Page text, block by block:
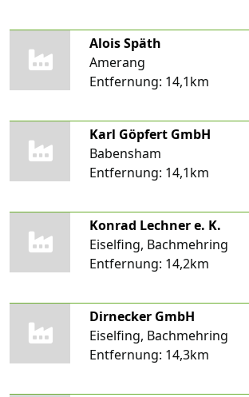
Alois Späth
Amerang
Entfernung: 14,1km
Karl Göpfert GmbH
Babensham
Entfernung: 14,1km
Konrad Lechner e. K.
Eiselfing, Bachmehring
Entfernung: 14,2km
Dirnecker GmbH
Eiselfing, Bachmehring
Entfernung: 14,3km